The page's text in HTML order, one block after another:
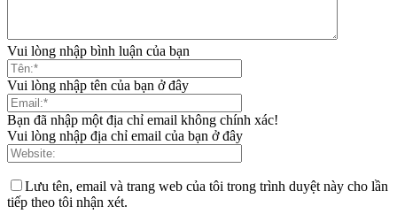
Vui lòng nhập bình luận của bạn
Vui lòng nhập tên của bạn ở đây
Bạn đã nhập một địa chỉ email không chính xác!
Vui lòng nhập địa chỉ email của bạn ở đây
Lưu tên, email và trang web của tôi trong trình duyệt này cho lần
tiếp theo tôi nhận xét.